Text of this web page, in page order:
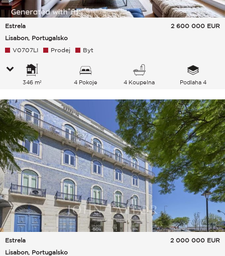
Estrela
Lisabon, Portugalsko
2 600 000 EUR
V0707LI Prodej Byt
346 m² 4 Pokoje 4 Koupelna Podlaha 4
Estrela
Lisabon, Portugalsko
2 000 000 EUR